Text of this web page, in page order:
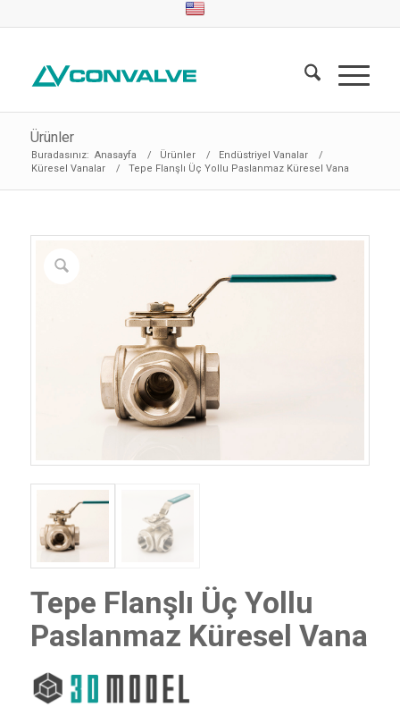
Ürünler
Buradasınız: Anasayfa / Ürünler / Endüstriyel Vanalar
/
Küresel Vanalar
/ Tepe Flanşlı Üç Yollu Paslanmaz Küresel Vana
Tepe Flanşlı Üç Yollu
Paslanmaz Küresel Vana